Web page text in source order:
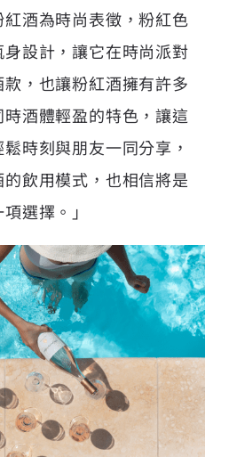
酒為時尚表徵，粉紅色
設計，讓它在時尚派對
，也讓粉紅酒擁有許多
酒體輕盈的特色，讓這
時刻與朋友一同分享，
飲用模式，也相信將是
選擇。」